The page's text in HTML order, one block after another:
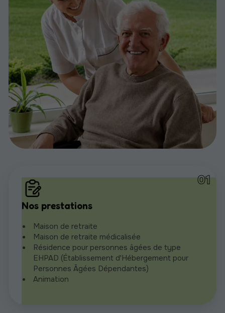
Nos prestations
Maison de retraite
Maison de retraite médicalisée
Résidence pour personnes âgées de type
EHPAD (Établissement d'Hébergement pour
Personnes Âgées Dépendantes)
Animation